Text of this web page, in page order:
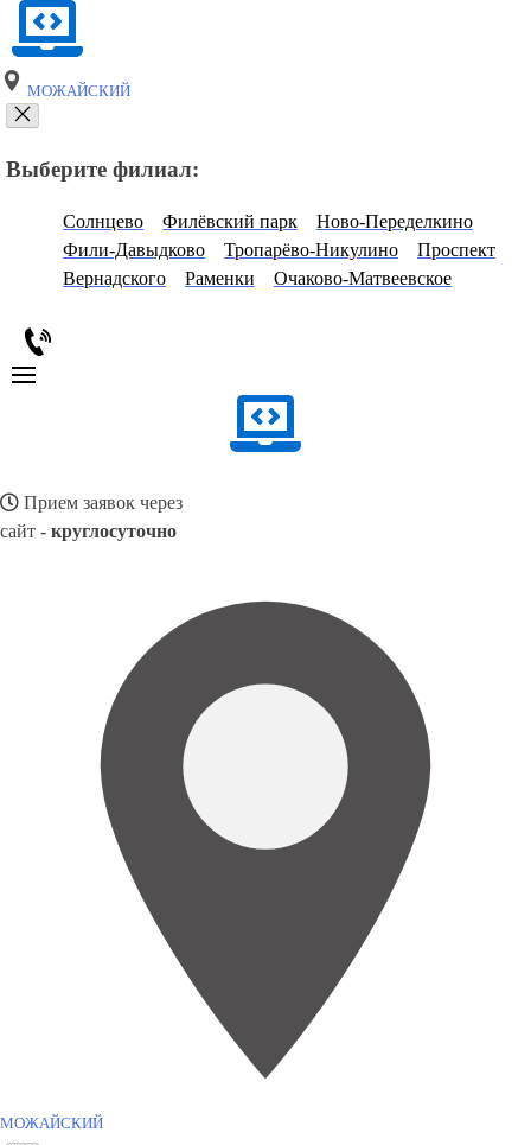
МОЖАЙСКИЙ
Выберите филиал:
Солнцево Филёвский парк
Ново-Переделкино
Фили-Давыдково
Тропарёво-Никулино
Проспект
Вернадского
Раменки Очаково-Матвеевское
Прием заявок через
сайт - круглосуточно
МОЖАЙСКИЙ